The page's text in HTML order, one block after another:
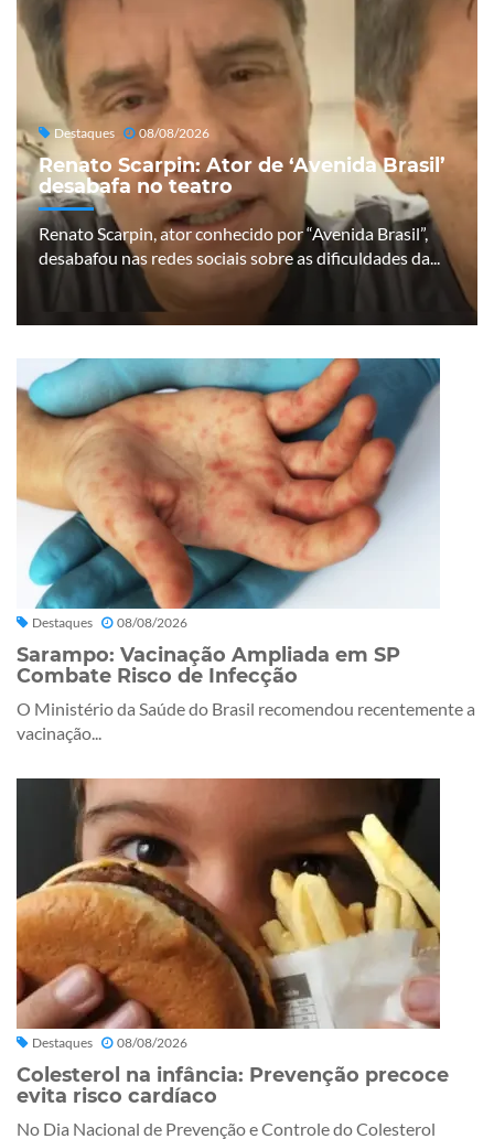
Destaques 08/08/2026
Renato Scarpin: Ator de ‘Avenida Brasil’
desabafa no teatro
Renato Scarpin, ator conhecido por “Avenida Brasil”,
desabafou nas redes sociais sobre as dificuldades da...
Destaques 08/08/2026
Sarampo: Vacinação Ampliada em SP
Combate Risco de Infecção
O Ministério da Saúde do Brasil recomendou recentemente a
vacinação...
Destaques 08/08/2026
Colesterol na infância: Prevenção precoce
evita risco cardíaco
No Dia Nacional de Prevenção e Controle do Colesterol